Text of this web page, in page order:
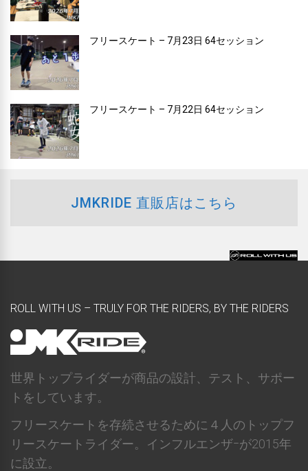
フリースケート – 7月23日 64セッション
フリースケート – 7月22日 64セッション
JMKRIDE 直販店はこちら
ROLL WITH US – TRULY FOR THE RIDERS, BY THE RIDERS
世界トップライダーが商品の設計、テスト、サポー
トをしています。
フリースケートを存続させるために４人のトップフ
リースケートライダー。インフルエンザｰが2015年
に設立。